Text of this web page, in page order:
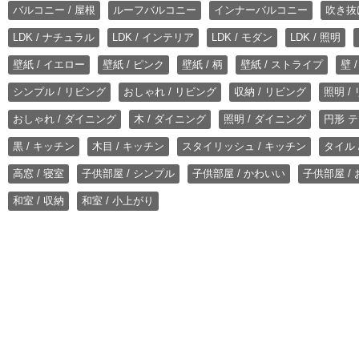
バルコニー / 屋根 ルーフバルコニー インナーバルコニー 吹き
LDK / ナチュラル LDK / インテリア LDK / モダン LDK / 照明
壁紙 / イエロー 壁紙 / ピンク 壁紙 / 柄 壁紙 / ストライプ 壁
シンプル / リビング おしゃれ / リビング 収納 / リビング 照明 /
おしゃれ / ダイニング 木 / ダイニング 照明 / ダイニング 円形
黒 / キッチン 木目 / キッチン スタイリッシュ / キッチン タイル
高窓 / 寝室 子供部屋 / シンプル 子供部屋 / かわいい 子供部屋 /
和室 / 収納 和室 / 小上がり